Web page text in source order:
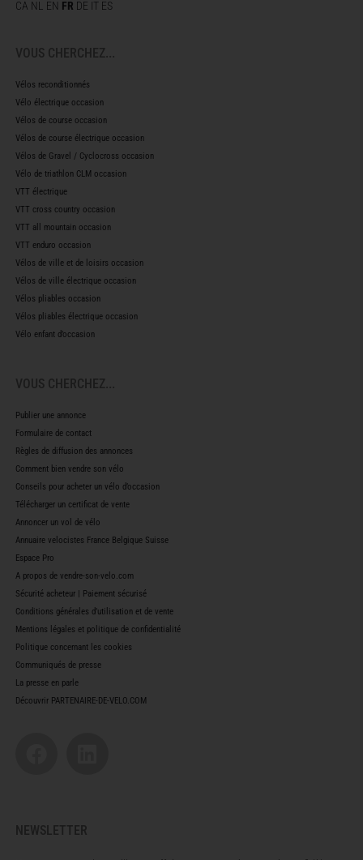
Vélo électrique occasion
Vélos de course électrique occasion
Vélos de Gravel / Cyclocross occasion
Vélo de triathlon CLM occasion
VTT électrique
VTT cross country occasion
VTT all mountain occasion
VTT enduro occasion
Vélos de ville et de loisirs occasion
Vélos de ville électrique occasion
Vélos pliables occasion
Vélos pliables électrique occasion
Vélo enfant d’occasion
VOUS CHERCHEZ...
Formulaire de contact
Comment bien vendre son vélo
Conseils pour acheter un vélo d’occasion
Télécharger un certificat de vente
Annoncer un vol de vélo
Annuaire velocistes France Belgique Suisse
Espace Pro
A propos de vendre-son-velo.com
Sécurité acheteur | Paiement sécurisé
Conditions générales d’utilisation et de vente
Mentions légales et politique de confidentialité
Politique concernant les cookies
Communiqués de presse
La presse en parle
Découvrir PARTENAIRE-DE-VELO.COM
abonnés.